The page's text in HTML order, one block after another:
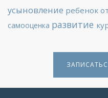
усыновление ребенок
самооценка развитие